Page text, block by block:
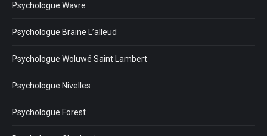
Psychologue Wavre
Psychologue Braine L’alleud
Psychologue Woluwé Saint Lambert
Psychologue Nivelles
Psychologue Forest